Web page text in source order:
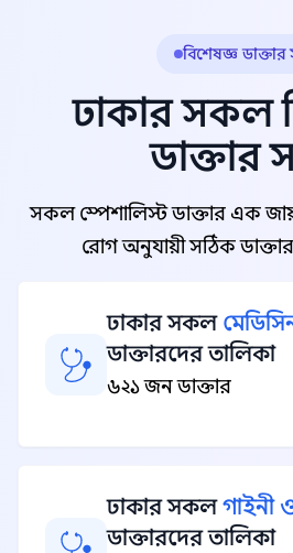
বিশেষজ্ঞ
ঢাকার সকল
ডাক্তার
সকল স্পেশালিস্ট ডাক্তার এক
রোগ অনুযায়ী সঠিক
ঢাকার সকল
ডাক্তারদের তালিকা
৬২১ জন ডাক্তার
ঢাকার সকলগাইনী
ডাক্তারদের তালিকা